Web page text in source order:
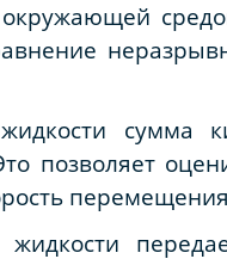
окружающей
сумма
позволяет